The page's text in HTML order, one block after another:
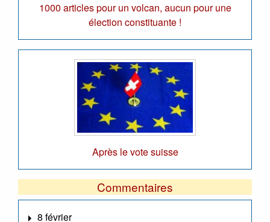
1000 articles pour un volcan, aucun pour une
élection constituante !
Après le vote suisse
Commentaires
8 février